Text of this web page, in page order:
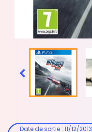

Date de sortie: 11/12/2013